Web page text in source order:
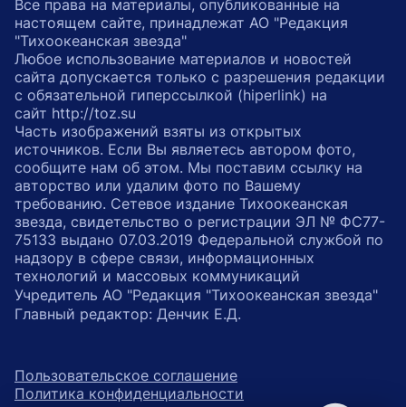
Все права на материалы, опубликованные на
настоящем сайте, принадлежат АО "Редакция
"Тихоокеанская звезда"
Любое использование материалов и новостей
сайта допускается только с разрешения редакции
с обязательной гиперссылкой (hiperlink) на
сайт http://toz.su
Часть изображений взяты из открытых
источников. Если Вы являетесь автором фото,
сообщите нам об этом. Мы поставим ссылку на
авторство или удалим фото по Вашему
требованию. Сетевое издание Тихоокеанская
звезда, свидетельство о регистрации ЭЛ № ФС77-
75133 выдано 07.03.2019 Федеральной службой по
надзору в сфере связи, информационных
технологий и массовых коммуникаций
Учредитель АО "Редакция "Тихоокеанская звезда"
Главный редактор: Денчик Е.Д.
Пользовательское соглашение
Политика конфиденциальности